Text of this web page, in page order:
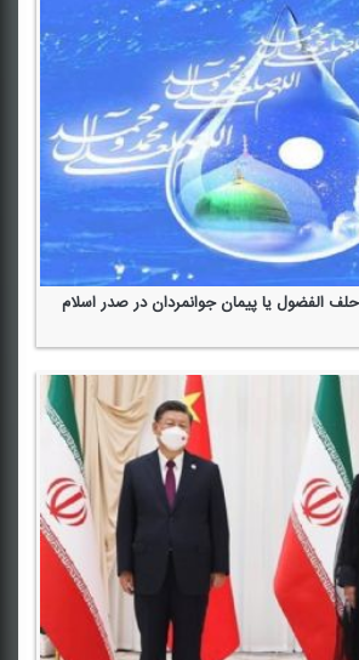
الفضول یا پیمان جوانمردان در صدر اسلام